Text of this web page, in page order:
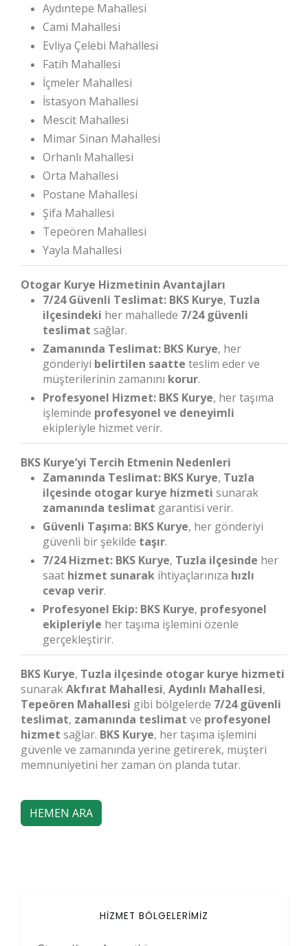
Aydıntepe Mahallesi
Cami Mahallesi
Evliya Çelebi Mahallesi
Fatih Mahallesi
İçmeler Mahallesi
İstasyon Mahallesi
Mescit Mahallesi
Mimar Sinan Mahallesi
Orhanlı Mahallesi
Orta Mahallesi
Postane Mahallesi
Şifa Mahallesi
Tepeören Mahallesi
Yayla Mahallesi
Otogar Kurye Hizmetinin Avantajları
7/24 Güvenli Teslimat: BKS Kurye, Tuzla
ilçesindeki her mahallede 7/24 güvenli
teslimat sağlar.
Zamanında Teslimat: BKS Kurye, her
gönderiyi belirtilen saatte teslim eder ve
müşterilerinin zamanını korur.
Profesyonel Hizmet: BKS Kurye, her taşıma
işleminde profesyonel ve deneyimli
ekipleriyle hizmet verir.
BKS Kurye’yi Tercih Etmenin Nedenleri
Zamanında Teslimat: BKS Kurye, Tuzla
ilçesinde otogar kurye hizmeti sunarak
zamanında teslimat garantisi verir.
Güvenli Taşıma: BKS Kurye, her gönderiyi
güvenli bir şekilde taşır.
7/24 Hizmet: BKS Kurye, Tuzla ilçesinde her
saat hizmet sunarak ihtiyaçlarınıza hızlı
cevap verir.
Profesyonel Ekip: BKS Kurye, profesyonel
ekipleriyle her taşıma işlemini özenle
gerçekleştirir.
BKS Kurye, Tuzla ilçesinde otogar kurye hizmeti
sunarakAkfırat Mahallesi, Aydınlı Mahallesi,
Tepeören Mahallesi gibi bölgelerde 7/24 güvenli
teslimat, zamanında teslimat ve profesyonel
hizmet sağlar. BKS Kurye, her taşıma işlemini
güvenle ve zamanında yerine getirerek, müşteri
memnuniyetini her zaman ön planda tutar.
HEMEN ARA
HİZMET BÖLGELERİMİZ